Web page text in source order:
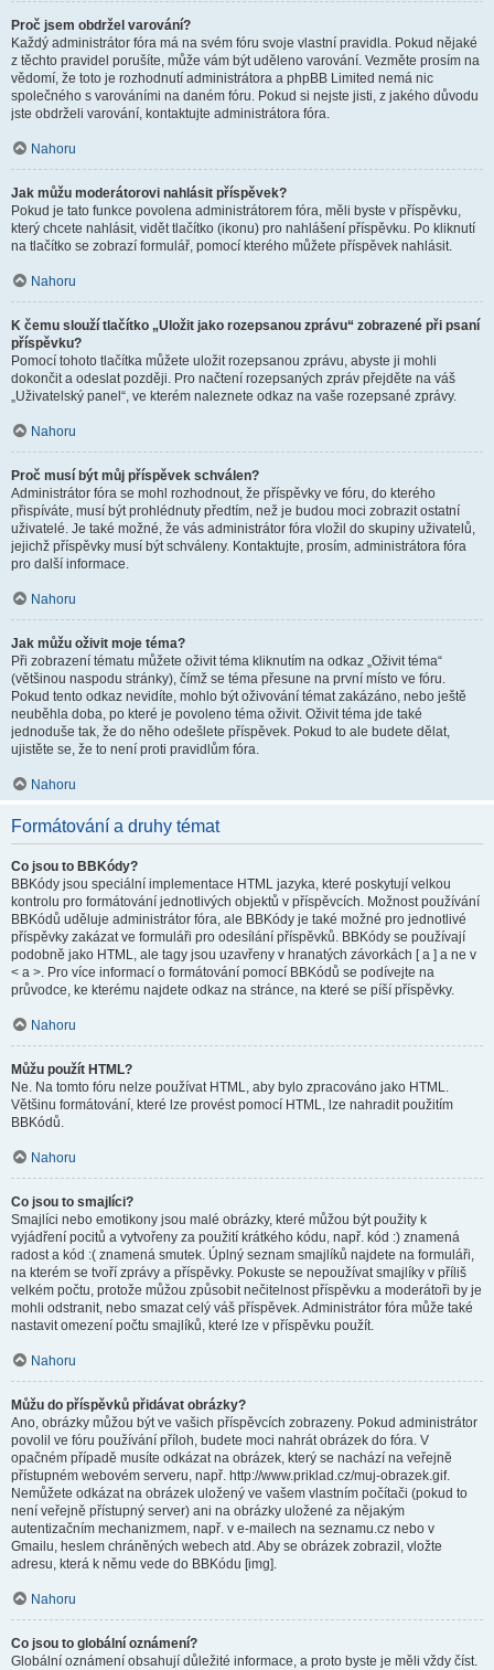
Proč jsem obdržel varování?
Každý administrátor fóra má na svém fóru svoje vlastní pravidla. Pokud nějaké
z těchto pravidel porušíte, může vám být uděleno varování. Vezměte prosím na
vědomí, že toto je rozhodnutí administrátora a phpBB Limited nemá nic
společného s varováními na daném fóru. Pokud si nejste jisti, z jakého důvodu
jste obdrželi varování, kontaktujte administrátora fóra.
Nahoru
Jak můžu moderátorovi nahlásit příspěvek?
Pokud je tato funkce povolena administrátorem fóra, měli byste v příspěvku,
který chcete nahlásit, vidět tlačítko (ikonu) pro nahlášení příspěvku. Po kliknutí
na tlačítko se zobrazí formulář, pomocí kterého můžete příspěvek nahlásit.
Nahoru
K čemu slouží tlačítko „Uložit jako rozepsanou zprávu“ zobrazené při psaní
příspěvku?
Pomocí tohoto tlačítka můžete uložit rozepsanou zprávu, abyste ji mohli
dokončit a odeslat později. Pro načtení rozepsaných zpráv přejděte na váš
„Uživatelský panel“, ve kterém naleznete odkaz na vaše rozepsané zprávy.
Nahoru
Proč musí být můj příspěvek schválen?
Administrátor fóra se mohl rozhodnout, že příspěvky ve fóru, do kterého
přispíváte, musí být prohlédnuty předtím, než je budou moci zobrazit ostatní
uživatelé. Je také možné, že vás administrátor fóra vložil do skupiny uživatelů,
jejichž příspěvky musí být schváleny. Kontaktujte, prosím, administrátora fóra
pro další informace.
Nahoru
Jak můžu oživit moje téma?
Při zobrazení tématu můžete oživit téma kliknutím na odkaz „Oživit téma“
(většinou naspodu stránky), čímž se téma přesune na první místo ve fóru.
Pokud tento odkaz nevidíte, mohlo být oživování témat zakázáno, nebo ještě
neuběhla doba, po které je povoleno téma oživit. Oživit téma jde také
jednoduše tak, že do něho odešlete příspěvek. Pokud to ale budete dělat,
ujistěte se, že to není proti pravidlům fóra.
Nahoru
Formátování a druhy témat
Co jsou to BBKódy?
BBKódy jsou speciální implementace HTML jazyka, které poskytují velkou
kontrolu pro formátování jednotlivých objektů v příspěvcích. Možnost používání
BBKódů uděluje administrátor fóra, ale BBKódy je také možné pro jednotlivé
příspěvky zakázat ve formuláři pro odesílání příspěvků. BBKódy se používají
podobně jako HTML, ale tagy jsou uzavřeny v hranatých závorkách [ a ] a ne v
< a >. Pro více informací o formátování pomocí BBKódů se podívejte na
průvodce, ke kterému najdete odkaz na stránce, na které se píší příspěvky.
Nahoru
Můžu použít HTML?
Ne. Na tomto fóru nelze používat HTML, aby bylo zpracováno jako HTML.
Většinu formátování, které lze provést pomocí HTML, lze nahradit použitím
BBKódů.
Nahoru
Co jsou to smajlíci?
Smajlíci nebo emotikony jsou malé obrázky, které můžou být použity k
vyjádření pocitů a vytvořeny za použití krátkého kódu, např. kód :) znamená
radost a kód :( znamená smutek. Úplný seznam smajlíků najdete na formuláři,
na kterém se tvoří zprávy a příspěvky. Pokuste se nepoužívat smajlíky v příliš
velkém počtu, protože můžou způsobit nečitelnost příspěvku a moderátoři by je
mohli odstranit, nebo smazat celý váš příspěvek. Administrátor fóra může také
nastavit omezení počtu smajlíků, které lze v příspěvku použít.
Nahoru
Můžu do příspěvků přidávat obrázky?
Ano, obrázky můžou být ve vašich příspěvcích zobrazeny. Pokud administrátor
povolil ve fóru používání příloh, budete moci nahrát obrázek do fóra. V
opačném případě musíte odkázat na obrázek, který se nachází na veřejně
přístupném webovém serveru, např. http://www.priklad.cz/muj-obrazek.gif.
Nemůžete odkázat na obrázek uložený ve vašem vlastním počítači (pokud to
není veřejně přístupný server) ani na obrázky uložené za nějakým
autentizačním mechanizmem, např. v e-mailech na seznamu.cz nebo v
Gmailu, heslem chráněných webech atd. Aby se obrázek zobrazil, vložte
adresu, která k němu vede do BBKódu [img].
Nahoru
Co jsou to globální oznámení?
Globální oznámení obsahují důležité informace, a proto byste je měli vždy číst.